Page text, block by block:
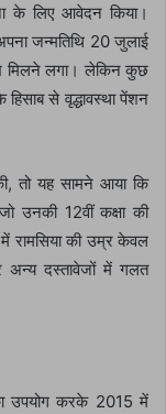
के लिए आवेदन किया।
जन्मतिथि 20 जुलाई
मिलने लगा। लेकिन कुछ
से वृद्धावस्था पेंशन
तो यह सामने आया कि
उनकी 12वीं कक्षा की
रामसिया की उम्र केवल
दस्तावेजों में गलत
उपयोग करके 2015 में